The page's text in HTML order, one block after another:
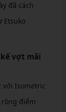
đã cách
Etsuko
vợt mãi
với Isometric
điểm